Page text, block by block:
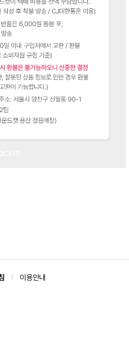
이용안내